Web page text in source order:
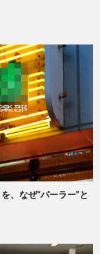
、なぜ“パーラー”と